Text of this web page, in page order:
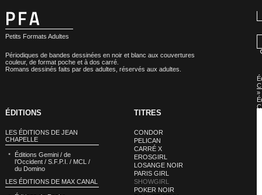
Petits Formats Adultes
Périodiques de bandes dessinées en noir et blanc aux couvertures
couleur, de format poche et à dos carré.
Romans dessinés faits par des adultes, réservés aux adultes.
»
ÉDITIONS
LES ÉDITIONS DE JEAN
CHAPELLE
Éditions Gemini / de
l’Occident / S.F.P.I. / MCL /
du Domino
LES ÉDITIONS DE MAX CANAL
TITRES
CONDOR
PELICAN
CARRÉ X
EROSGIRL
LOSANGE NOIR
PARIS GIRL
SHOWGIRL
POKER NOIR